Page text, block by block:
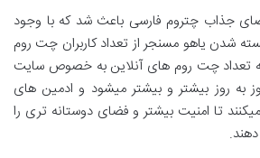
جذاب چتروم فارسی باعث شد که با وجود
شدن یاهو مسنجر از تعداد کاربران چت روم
تعداد چت روم های آنلاین به خصوص سایت
به روز بیشتر و بیشتر میشود و ادمین های
تا امنیت بیشتر و فضای دوستانه تری را
دهند.